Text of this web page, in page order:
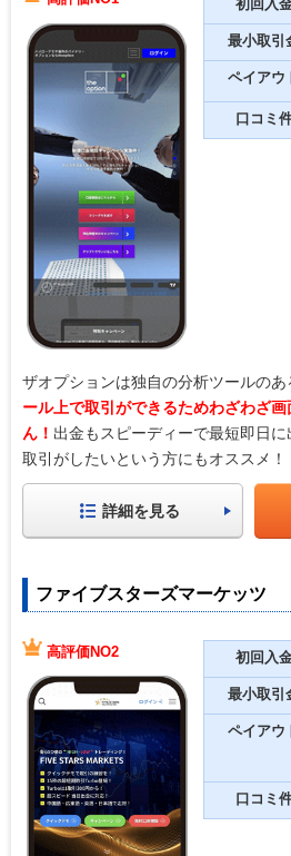
初回入
最小取引
ペイアウ
口コミ
ザオプションは独自の分析ツールの
ール上で取引ができるためわざわざ
ん！ 出金もスピーディーで最短即日
取引がしたいという方にもオススメ！
詳細を見る
ファイブスターズマーケッツ
高評価NO2 初回入
最小取引
ペイアウ
口コミ